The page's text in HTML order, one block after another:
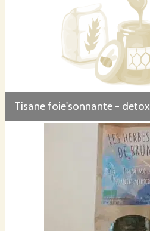
Tisane foie'sonnante - detox